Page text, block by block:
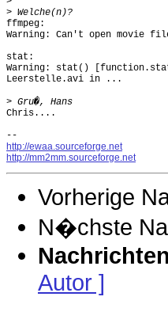
>
ffmpeg:
Warning: Can't open movie
stat:
Warning: stat()
Leerstelle.avi in ...
>
Chris....
http://ewaa.sourceforge.net
http://mm2mm.sourceforge.net
Vorherige
N�chste
Autor ]